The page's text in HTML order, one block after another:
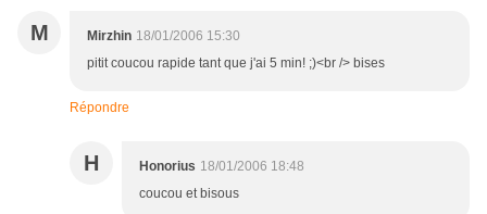
M Mirzhin 18/01/2006 15:30
pitit coucou rapide tant que j'ai 5 min! ;)<br /> bises
Répondre
H Honorius 18/01/2006 18:48
coucou et bisous